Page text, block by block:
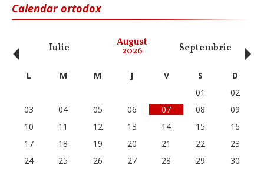
Calendar ortodox
Iulie August
2026 Septembrie
‹ L M M J V S
D
01
02
03
04 05 06 07 08
09
10
11 12 13 14 15
16
17
18 19 20 21 22
23
24
25 26 27 28 29 30